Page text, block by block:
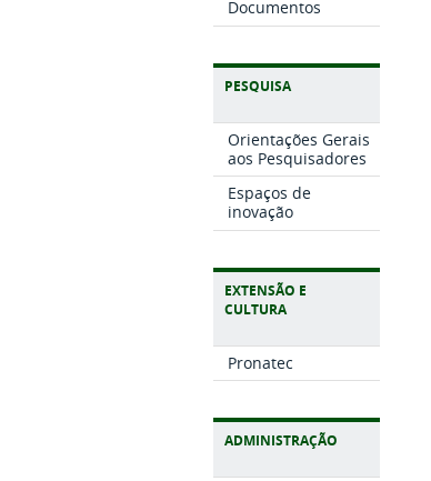
Documentos
PESQUISA
Orientações Gerais
aos Pesquisadores
Espaços de
inovação
EXTENSÃO E
CULTURA
Pronatec
ADMINISTRAÇÃO